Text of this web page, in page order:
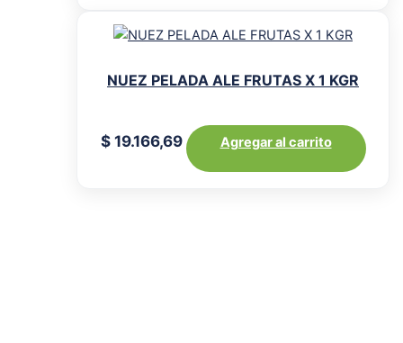
NUEZ PELADA ALE FRUTAS X 1 KGR
$19.166,69 Agregar al carrito